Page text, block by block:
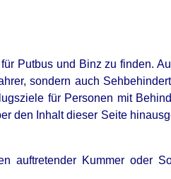
Putbus und Binz zu finden.
sondern auch
für Personen mit
den Inhalt dieser Seite
auftretender Kummer oder